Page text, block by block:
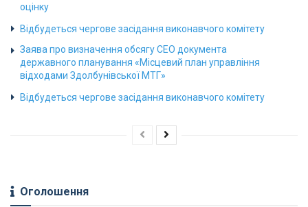
оцінку
Відбудеться чергове засідання виконавчого комітету
Заява про визначення обсягу СЕО документа
державного планування «Місцевий план управління
відходами Здолбунівської МТГ»
Відбудеться чергове засідання виконавчого комітету
Оголошення